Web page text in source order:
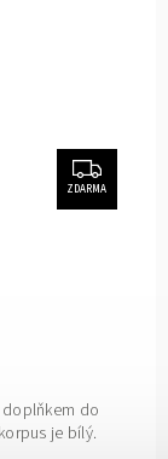
ZDARMA
do
je bílý.